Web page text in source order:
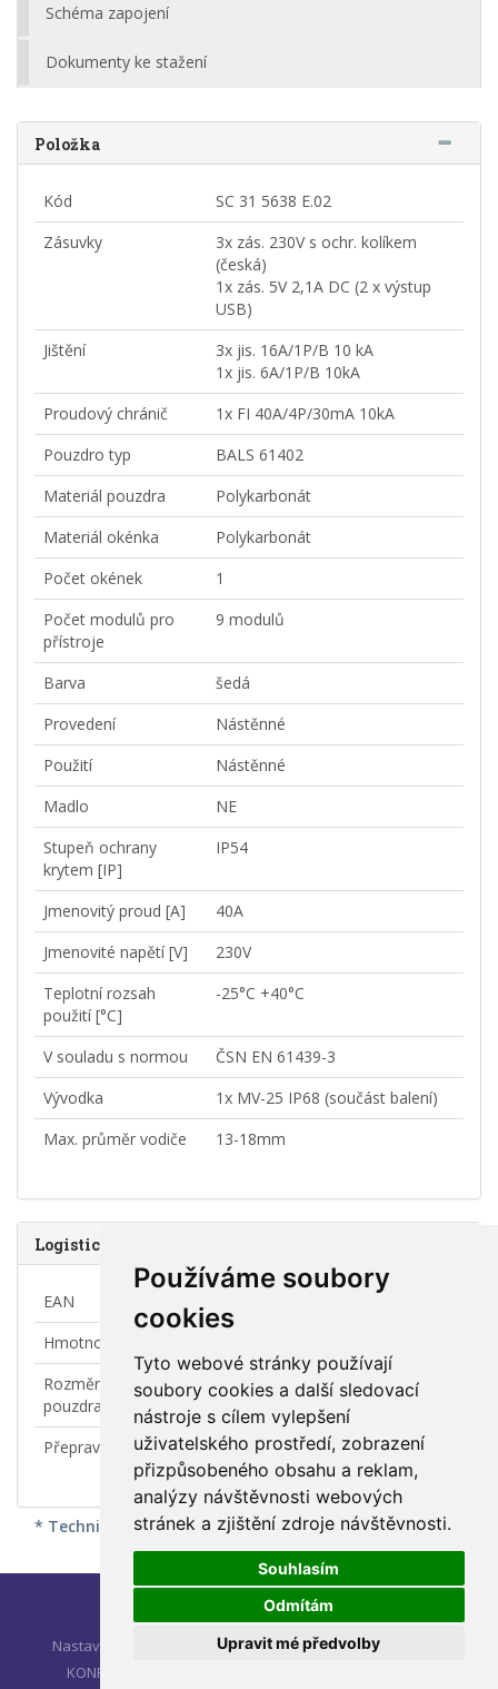
Používáme soubory
cookies
Tyto webové stránky používají
soubory cookies a další sledovací
nástroje s cílem vylepšení
uživatelského prostředí, zobrazení
přizpůsobeného obsahu a reklam,
analýzy návštěvnosti webových
stránek a zjištění zdroje návštěvnosti.
Souhlasím
Odmítám
Upravit mé předvolby
Schéma zapojení
Dokumenty ke stažení
Položka
Kód
SC 31 5638 E.02
Zásuvky
3x zás. 230V s ochr. kolíkem
(česká)
1x zás. 5V 2,1A DC (2 x výstup
USB)
Jištění
3x jis. 16A/1P/B 10 kA
1x jis. 6A/1P/B 10kA
Proudový chránič
1x FI 40A/4P/30mA 10kA
Pouzdro typ
BALS 61402
Materiál pouzdra
Polykarbonát
Materiál okénka
Polykarbonát
Počet okének
1
Počet modulů pro
přístroje
9 modulů
Barva
šedá
Provedení
Nástěnné
Použití
Nástěnné
Madlo
NE
Stupeň ochrany
krytem [IP]
IP54
Jmenovitý proud [A]
40A
Jmenovité napětí [V]
230V
Teplotní rozsah
použití [°C]
-25°C +40°C
V souladu s normou
ČSN EN 61439-3
Vývodka
1x MV-25 IP68 (součást balení)
Max. průměr vodiče
13-18mm
Logistické údaje
EAN
Hmotnost
Rozměry použitého
pouzdra [mm]
276x184x148
Přepravní obal Fólie
* Technické změny a případné chyby vyhrazeny
© 2026 NG ELEKTRO TRADE, a.s.
Nastavení soukromí
ÚVOD O NG ENERGY
KATALOG
KONFIGURÁTOR